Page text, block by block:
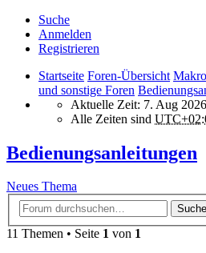
Suche
Anmelden
Registrieren
Startseite Foren-Übersicht
und sonstige Foren
Aktuelle Zeit: 7. Aug
Alle Zeiten sind
Bedienungsanleitungen
Neues Thema
Suche
11 Themen • Seite 1 von 1